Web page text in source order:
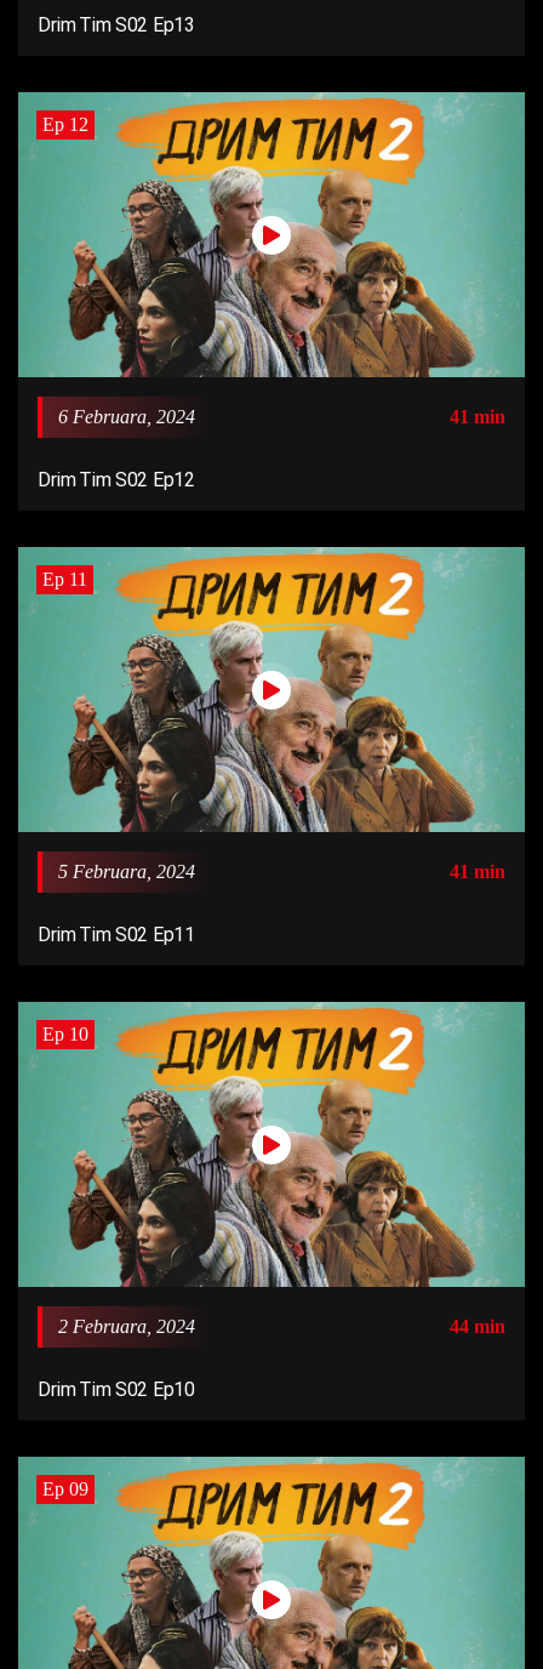
Drim Tim S02 Ep13
Ep 12
6 Februara, 2024 41 min
Drim Tim S02 Ep12
Ep 11
5 Februara, 2024 41 min
Drim Tim S02 Ep11
Ep 10
2 Februara, 2024 44 min
Drim Tim S02 Ep10
Ep 09